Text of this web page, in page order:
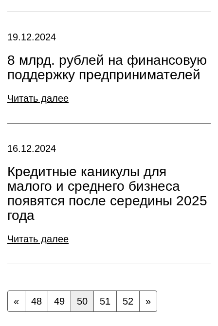
19.12.2024
8 млрд. рублей на финансовую
поддержку предпринимателей
Читать далее
16.12.2024
Кредитные каникулы для
малого и среднего бизнеса
появятся после середины 2025
года
Читать далее
« 48 49 50 51 52 »